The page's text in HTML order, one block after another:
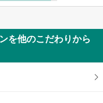
を他のこだわりから